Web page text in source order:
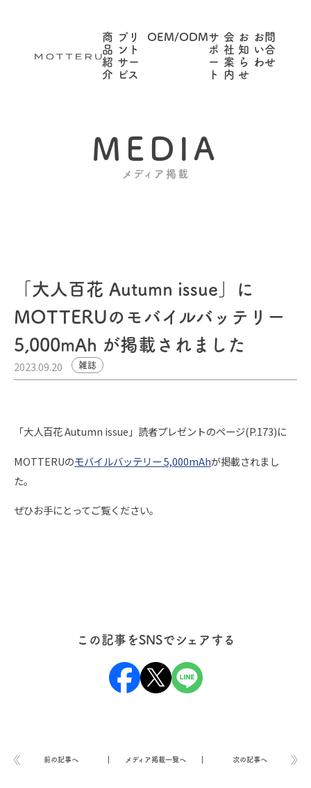
商
品
紹
介
プリ
ント
サー
ビス
OEM/ODMサ
ポ
ー
ト
会
社
案
内
お
知
ら
せ
お問
い合
わせ
MEDIA
メディア掲載
2023.09.20 雑誌
「大人百花 Autumn issue」に
MOTTERUのモバイルバッテリー
5,000mAh が掲載されました
「大人百花 Autumn issue」読者プレゼントのページ(P.173)に
MOTTERUのモバイルバッテリー 5,000mAhが掲載されまし
た。
ぜひお手にとってご覧ください。
この記事をSNSでシェアする
前の記事へ メディア掲載一覧へ 次の記事へ